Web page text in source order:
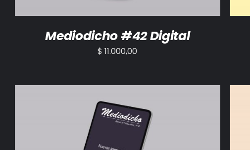
Mediodicho #42 Digital
$ 11.000,00